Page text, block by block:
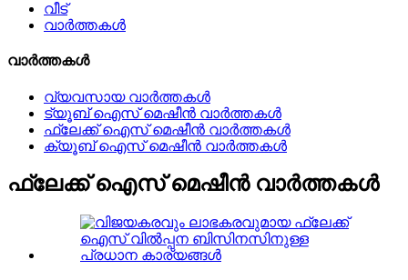
വീട്
വാർത്തകൾ
വാർത്തകൾ
വ്യവസായ വാർത്തകൾ
ട്യൂബ് ഐസ് മെഷീൻ വാർത്തകൾ
ഫ്ലേക്ക് ഐസ് മെഷീൻ വാർത്തകൾ
ക്യൂബ് ഐസ് മെഷീൻ വാർത്തകൾ
ഫ്ലേക്ക് ഐസ് മെഷീൻ വാർത്തകൾ